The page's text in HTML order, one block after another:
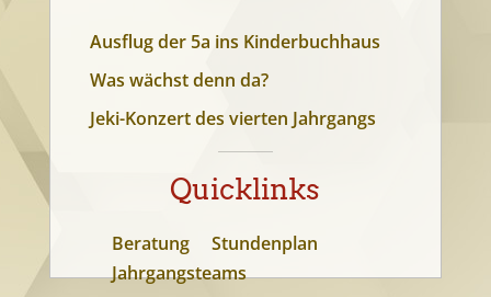
Ausflug der 5a ins Kinderbuchhaus
Was wächst denn da?
Jeki-Konzert des vierten Jahrgangs
Quicklinks
Beratung
Stundenplan
Jahrgangsteams